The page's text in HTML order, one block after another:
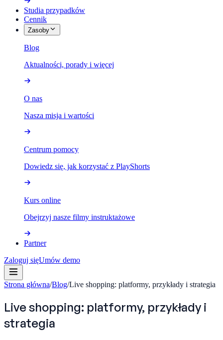
Studia przypadków
Cennik
Zasoby
Blog
Aktualności, porady i więcej
O nas
Nasza misja i wartości
Centrum pomocy
Dowiedz się, jak korzystać z PlayShorts
Kurs online
Obejrzyj nasze filmy instruktażowe
Partner
Zaloguj sięUmów demo
Strona główna/Blog/Live shopping: platformy, przykłady i strategia
Live shopping: platformy, przykłady i
strategia